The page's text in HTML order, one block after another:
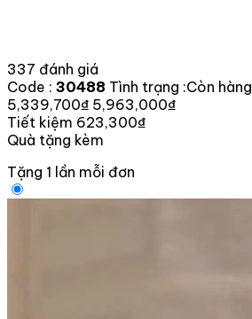
337 đánh giá
Code : 30488 Tình trạng :Còn hàng
5,339,700₫ 5,963,000₫
Tiết kiệm 623,300₫
Quà tặng kèm
Tặng 1 lần mỗi đơn